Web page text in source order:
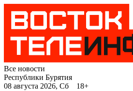
Все новости
Республики Бурятия
08 августа 2026, Сб 18+